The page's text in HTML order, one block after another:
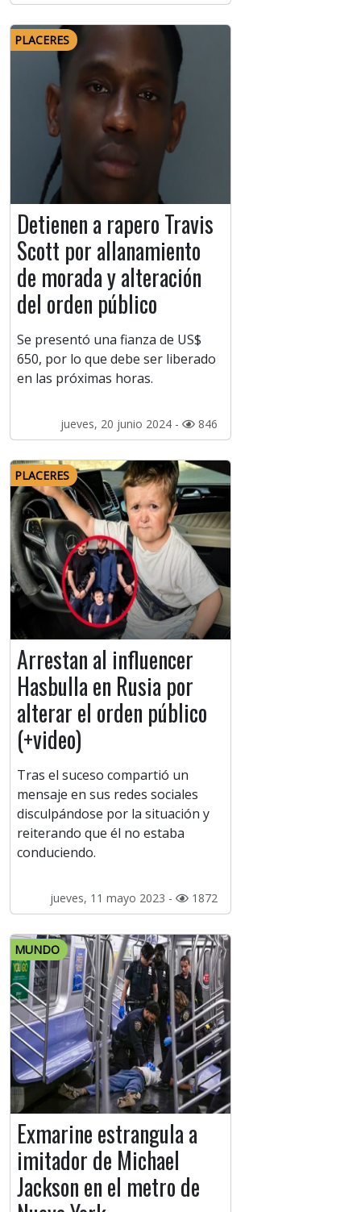
PLACERES
Detienen a rapero Travis
Scott por allanamiento
de morada y alteración
del orden público
Se presentó una fianza de US$
650, por lo que debe ser liberado
en las próximas horas.
jueves, 20 junio 2024 - 846
PLACERES
Arrestan al influencer
Hasbulla en Rusia por
alterar el orden público
(+video)
Tras el suceso compartió un
mensaje en sus redes sociales
disculpándose por la situación y
reiterando que él no estaba
conduciendo.
jueves, 11 mayo 2023 - 1872
MUNDO
Exmarine estrangula a
imitador de Michael
Jackson en el metro de